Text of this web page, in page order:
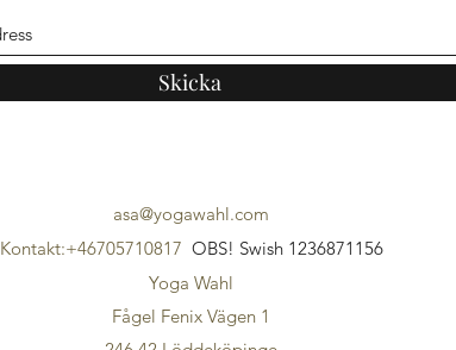
Skicka
asa@yogawahl.com
Kontakt:+46705710817 OBS! Swish 1236871156
Yoga Wahl
Fågel Fenix Vägen 1